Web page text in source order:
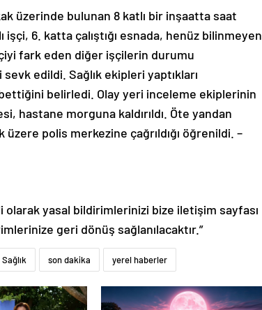
üzerinde bulunan 8 katlı bir inşaatta saat
işçi, 6. katta çalıştığı esnada, henüz bilinmeyen
fark eden diğer işçilerin durumu
edildi. Sağlık ekipleri yaptıkları
belirledi. Olay yeri inceleme ekiplerinin
hastane morguna kaldırıldı. Öte yandan
polis merkezine çağrıldığı öğrenildi. –
yasal bildirimlerinizi bize iletişim sayfası
geri dönüş sağlanılacaktır.”
Sağlık son dakika yerel haberler